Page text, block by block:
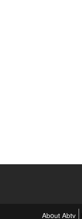
About Abtv